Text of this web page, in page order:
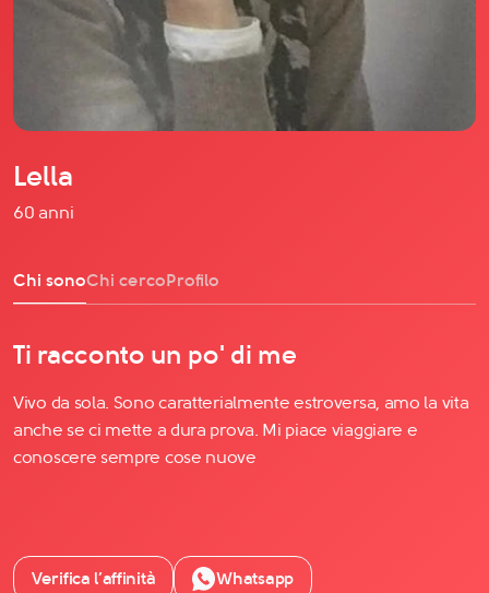
Le nostre sedi
YouTube
Instagram
TikTok
Lella
60 anni
Chi sonoChi cercoProfilo
Ti racconto un po' di me
Vivo da sola. Sono caratterialmente estroversa, amo la vita
anche se ci mette a dura prova. Mi piace viaggiare e
conoscere sempre cose nuove
Verifica l’affinità Whatsapp